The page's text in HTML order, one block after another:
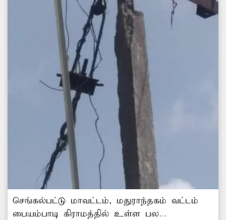
செங்கல்பட்டு மாவட்டம், மதுராந்தகம் வட்டம்
பையம்பாடி கிராமத்தில் உள்ள பல